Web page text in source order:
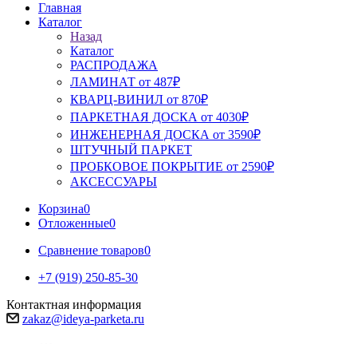
Главная
Каталог
Назад
Каталог
РАСПРОДАЖА
ЛАМИНАТ от 487₽
КВАРЦ-ВИНИЛ от 870₽
ПАРКЕТНАЯ ДОСКА от 4030₽
ИНЖЕНЕРНАЯ ДОСКА от 3590₽
ШТУЧНЫЙ ПАРКЕТ
ПРОБКОВОЕ ПОКРЫТИЕ от 2590₽
АКСЕССУАРЫ
Корзина0
Отложенные0
Сравнение товаров0
+7 (919) 250-85-30
Контактная информация
zakaz@ideya-parketa.ru